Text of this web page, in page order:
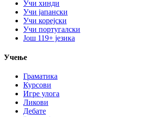
Учи хинди
Учи јапански
Учи корејски
Учи португалски
Још 119+ језика
Учење
Граматика
Курсови
Игре улога
Ликови
Дебате